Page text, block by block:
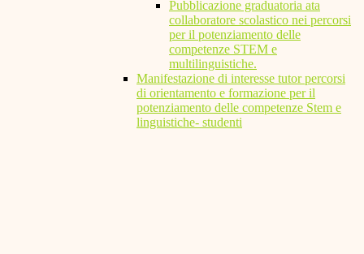
Pubblicazione graduatoria ata
collaboratore scolastico nei percorsi
per il potenziamento delle
competenze STEM e
multilinguistiche.
Manifestazione di interesse tutor percorsi
di orientamento e formazione per il
potenziamento delle competenze Stem e
linguistiche- studenti